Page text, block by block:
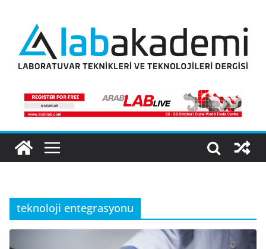
content
teknoloji entegrasyonu